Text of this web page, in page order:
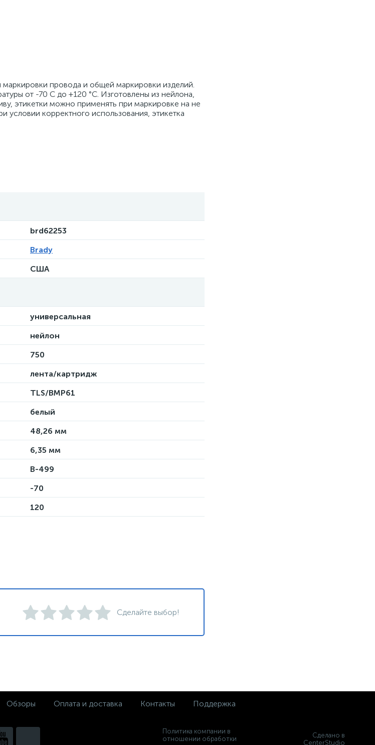
провода и общей маркировки изделий.
от -70 С до +120 °С. Изготовлены из нейлона,
этикетки можно применять при маркировке на не
условии корректного использования, этикетка
brd62253
Brady
США
универсальная
нейлон
750
лента/картридж
TLS/BMP61
белый
48,26 мм
6,35 мм
B-499
-70
120
Сделайте выбор!
Обзоры Оплата и доставка Контакты Поддержка
Политика компании в
отношении обработки
Сделано в
CenterStudio